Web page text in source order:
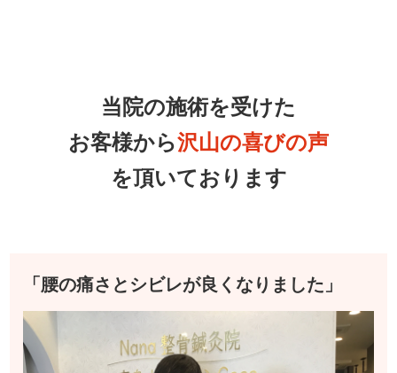
当院の施術を受けた
お客様から沢山の喜びの声
を頂いております
「腰の痛さとシビレが良くなりました」